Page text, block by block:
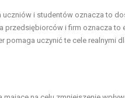
i studentów oznacza to
przedsiębiorców i firm oznacza to
pomaga uczynić te cele realnymi